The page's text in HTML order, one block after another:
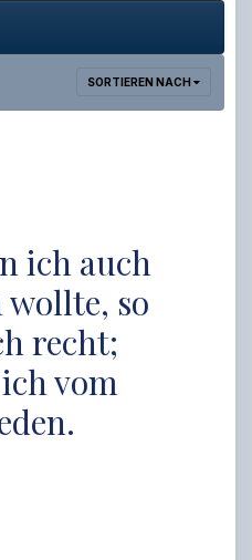
SORTIEREN NACH
ich auch
so
recht;
vom